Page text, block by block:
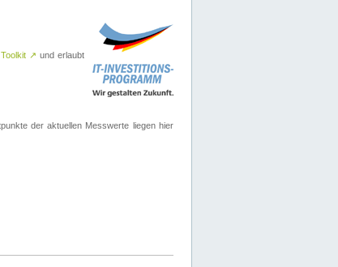
↗ und erlaubt
der aktuellen Messwerte liegen hier